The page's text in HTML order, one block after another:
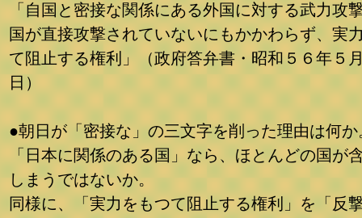
「自国と密接な関係にある外国に対する武力攻
国が直接攻撃されていないにもかかわらず、実
て阻止する権利」（政府答弁書・昭和５６年５
日）
●朝日が「密接な」の三文字を削った理由は何か
「日本に関係のある国」なら、ほとんどの国が
しまうではないか。
同様に、「実力をもつて阻止する権利」を「反